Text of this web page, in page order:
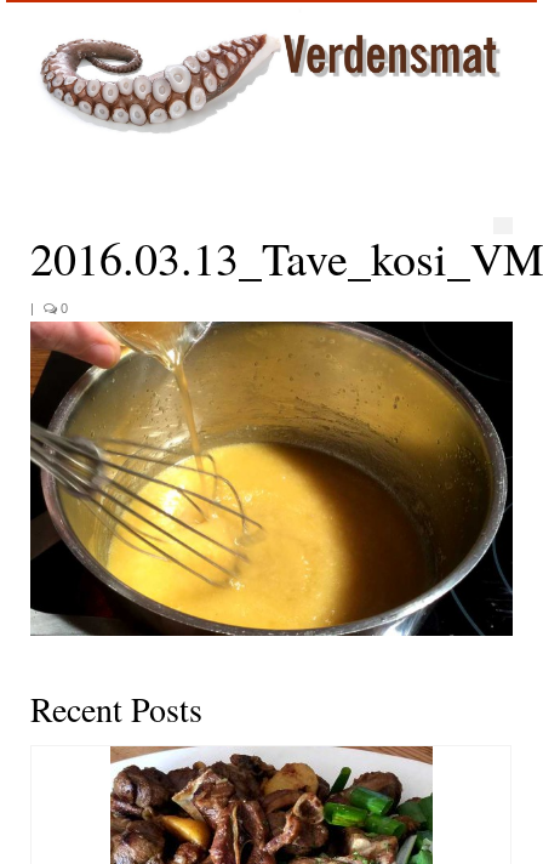
| 0
Recent Posts